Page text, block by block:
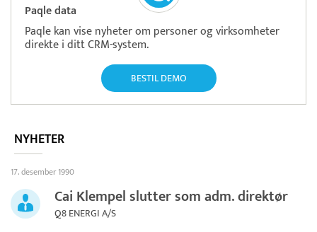
Paqle data
Paqle kan vise nyheter om personer og virksomheter
direkte i ditt CRM-system.
BESTIL DEMO
NYHETER
17. desember 1990
Cai Klempel slutter som adm. direktør
Q8 ENERGI A/S